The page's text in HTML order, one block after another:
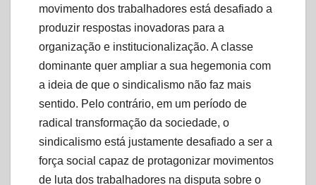
movimento dos trabalhadores está desafiado a
produzir respostas inovadoras para a
organização e institucionalização. A classe
dominante quer ampliar a sua hegemonia com
a ideia de que o sindicalismo não faz mais
sentido. Pelo contrário, em um período de
radical transformação da sociedade, o
sindicalismo está justamente desafiado a ser a
força social capaz de protagonizar movimentos
de luta dos trabalhadores na disputa sobre o